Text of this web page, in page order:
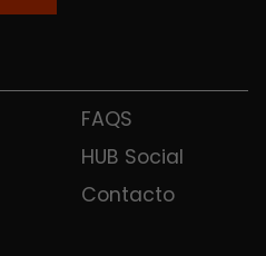
FAQS
HUB Social
Contacto